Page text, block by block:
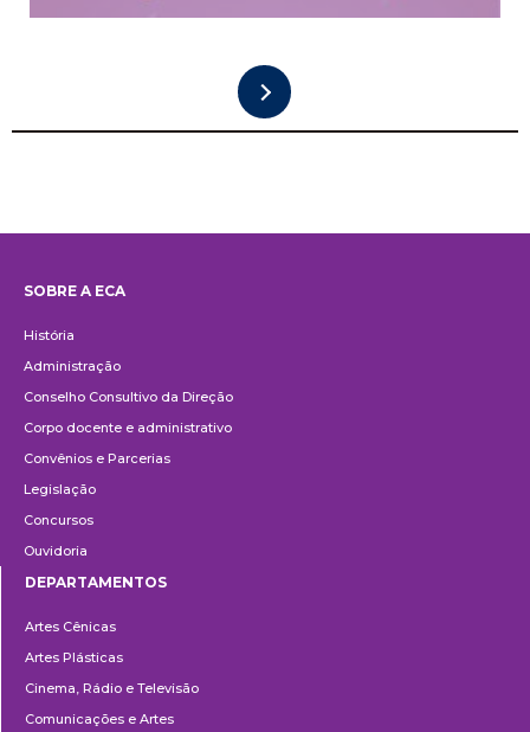
SOBRE A ECA
História
Administração
Conselho Consultivo da Direção
Corpo docente e administrativo
Convênios e Parcerias
Legislação
Concursos
Ouvidoria
DEPARTAMENTOS
Artes Cênicas
Artes Plásticas
Cinema, Rádio e Televisão
Comunicações e Artes